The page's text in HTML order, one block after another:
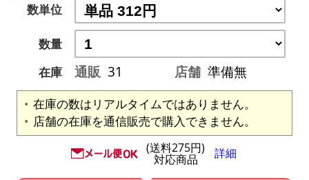
数単位
数量
在庫
通販 31 店舗 準備無
在庫の数はリアルタイムではありません。
店舗の在庫を通信販売で購入できません。
(送料275円)
対応商品 詳細